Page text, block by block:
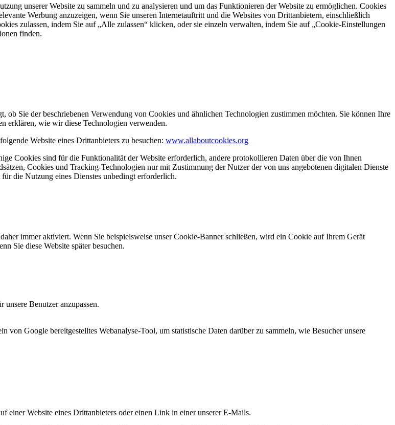
unserer Website zu sammeln und zu analysieren und um das Funktionieren der Website zu ermöglichen. Cookies
Werbung anzuzeigen, wenn Sie unseren Internetauftritt und die Websites von Drittanbietern, einschließlich
zulassen, indem Sie auf „Alle zulassen“ klicken, oder sie einzeln verwalten, indem Sie auf „Cookie-Einstellungen
finden.
Sie der beschriebenen Verwendung von Cookies und ähnlichen Technologien zustimmen möchten. Sie können Ihre
erklären, wie wir diese Technologien verwenden.
Website eines Drittanbieters zu besuchen: www.allaboutcookies.org
Cookies sind für die Funktionalität der Website erforderlich, andere protokollieren Daten über die von Ihnen
Cookies und Tracking-Technologien nur mit Zustimmung der Nutzer der von uns angebotenen digitalen Dienste
die Nutzung eines Dienstes unbedingt erforderlich.
immer aktiviert. Wenn Sie beispielsweise unser Cookie-Banner schließen, wird ein Cookie auf Ihrem Gerät
Sie diese Website später besuchen.
Benutzer anzupassen.
Google bereitgestelltes Webanalyse-Tool, um statistische Daten darüber zu sammeln, wie Besucher unsere
einer Website eines Drittanbieters oder einen Link in einer unserer E-Mails.